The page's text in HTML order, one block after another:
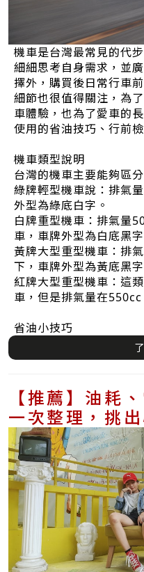
機車是台灣最常見的代
細細思考自身需求，並
擇外，購買後日常行車
細節也很值得關注，為
車體驗，也為了愛車的
使用的省油技巧、行前
機車類型說明
台灣的機車主要能夠區
綠牌輕型機車說：排氣
外型為綠底白字。
白牌重型機車：排氣量
車，車牌外型為白底黑字
黃牌大型重型機車：排
下，車牌外型為黃底黑字
紅牌大型重型機車：這
車，但是排氣量在
省油小技巧
【推薦】油耗
一次整理，挑